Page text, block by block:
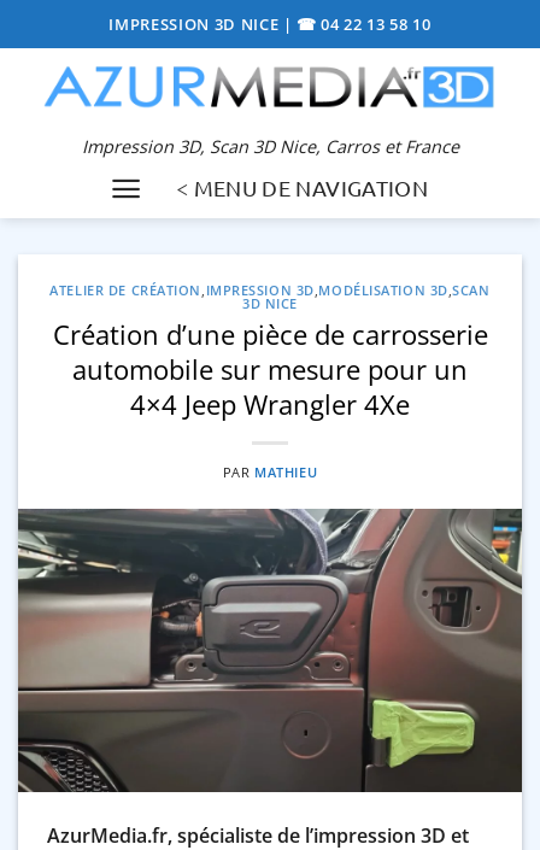
au
contenu
IMPRESSION 3D NICE | ☎ 04 22 13 58 10
Impression 3D, Scan 3D Nice, Carros et France
< MENU DE NAVIGATION
ATELIER DE CRÉATION , IMPRESSION 3D,MODÉLISATION 3D,SCAN
3D NICE
Création d’une pièce de carrosserie
automobile sur mesure pour un
4×4 Jeep Wrangler 4Xe
PAR MATHIEU
AzurMedia.fr, spécialiste de l’impression 3D et